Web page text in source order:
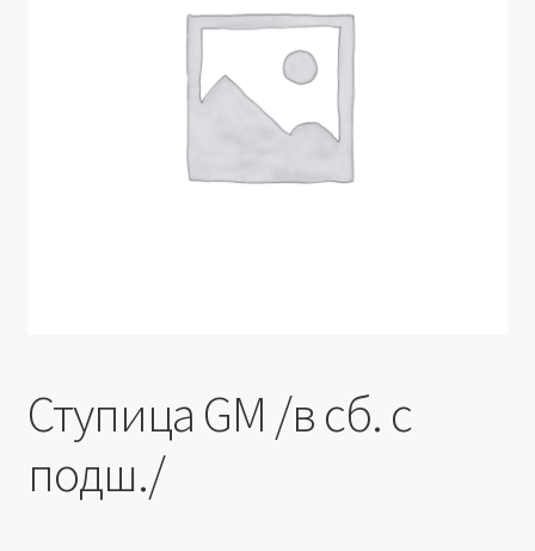
Юридические данные
Ступица GM /в сб. с
подш./